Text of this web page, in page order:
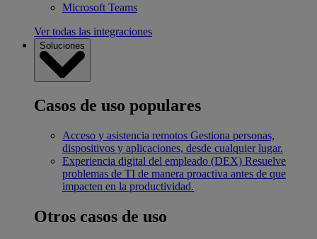
Microsoft Teams
Ver todas las integraciones
Soluciones
Casos de uso populares
Acceso y asistencia remotos Gestiona personas,
dispositivos y aplicaciones, desde cualquier lugar.
Experiencia digital del empleado (DEX) Resuelve
problemas de TI de manera proactiva antes de que
impacten en la productividad.
Otros casos de uso